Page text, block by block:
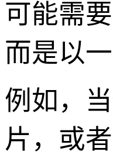
可能需
而是以
例如，
片，或